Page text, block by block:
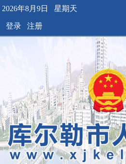
2026年8月9日 星期天
登录 注册